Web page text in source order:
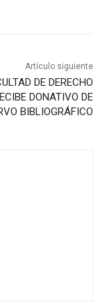
Artículo siguiente
DE DERECHO
DONATIVO DE
BIBLIOGRÁFICO